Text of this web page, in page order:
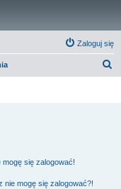
Zaloguj się
mogę się zalogować!
nie mogę się zalogować?!